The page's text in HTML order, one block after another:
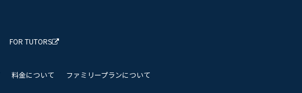
FOR TUTORS
料金について
ファミリープランについて